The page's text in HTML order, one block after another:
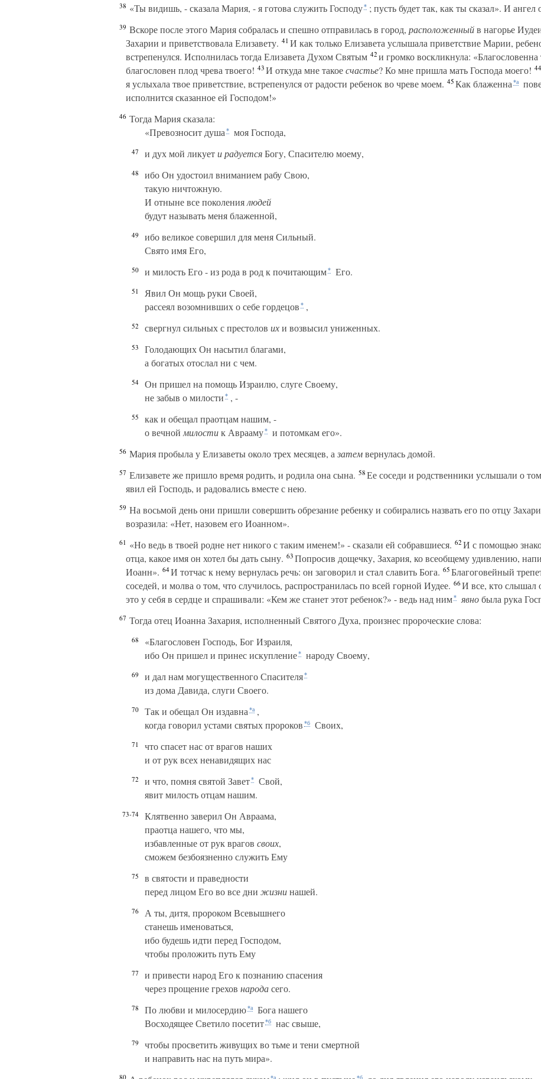
38 «Ты видишь, - сказала Мария, - я готова служить Господу* ; пусть будет так, как ты сказал». И ангел
39 Вскоре после этого Мария собралась и спешно отправилась в город, расположенныйв нагорье
Захарии и приветствовала Елизавету. 41И как только Елизавета услышала приветствие Марии,
встрепенулся. Исполнилась тогда Елизавета Духом Святым 42и громко воскликнула:
благословен плод чрева твоего! 43И откуда мне такоесчастье? Ко мне пришла мать Господа моего! 44
я услыхала твое приветствие, встрепенулся от радости ребенок во чреве моем. 45Как блаженна *а
исполнится сказанное ей Господом!»
46 Тогда Мария сказала:
«Превозносит душа * моя Господа,
47 и дух мой ликуетирадуетсяБогу, Спасителю моему,
48
ибо Он удостоил вниманием рабу Свою,
такую ничтожную.
И отныне все поколениялюдей
будут называть меня блаженной,
49
ибо великое совершил для меня Сильный.
Свято имя Его,
50 и милость Его - из рода в род к почитающим* Его.
51
Явил Он мощь руки Своей,
рассеял возомнивших о себе гордецов * ,
52 свергнул сильных с престолов ихи возвысил униженных.
53
Голодающих Он насытил благами,
а богатых отослал ни с чем.
54
Он пришел на помощь Израилю, слуге Своему,
не забыв о милости * , -
55
как и обещал праотцам нашим, -
о вечной милостик Аврааму* и потомкам его».
56 Мария пробыла у Елизаветы около трех месяцев, а затемвернулась домой.
57 Елизавете же пришло время родить, и родила она сына. 58Ее соседи и родственники услышали о
явил ей Господь, и радовались вместе с нею.
59 На восьмой день они пришли совершить обрезание ребенку и собирались назвать его по отцу
возразила: «Нет, назовем его Иоанном».
61 «Но ведь в твоей родне нет никого с таким именем!» - сказали ей собравшиеся. 62И с помощью
отца, какое имя он хотел бы дать сыну. 63Попросив дощечку, Захария, ко всеобщему удивлению,
Иоанн». 64И тотчас к нему вернулась речь: он заговорил и стал славить Бога. 65Благоговейный
соседей, и молва о том, что случилось, распространилась по всей горной Иудее. 66И все, кто слышал
это у себя в сердце и спрашивали: «Кем же станет этот ребенок?» - ведь над ним* явнобыла рука
67 Тогда отец Иоанна Захария, исполненный Святого Духа, произнес пророческие слова:
68
«Благословен Господь, Бог Израиля,
ибо Он пришел и принес искупление* народу Своему,
69 и дал нам могущественного Спасителя*
из дома Давида, слуги Своего.
70 Так и обещал Он издавна *а ,
когда говорил устами святых пророков *б Своих,
71
что спасет нас от врагов наших
и от рук всех ненавидящих нас
72 и что, помня святой Завет*
Свой,
явит милость отцам нашим.
73-74
Клятвенно заверил Он Авраама,
праотца нашего, что мы,
избавленные от рук врагов своих,
сможем безбоязненно служить Ему
75
в святости и праведности
перед лицом Его во все дни жизнинашей.
76
А ты, дитя, пророком Всевышнего
станешь именоваться,
ибо будешь идти перед Господом,
чтобы проложить путь Ему
77
и привести народ Его к познанию спасения
через прощение грехов народасего.
78 По любви и милосердию*а
Бога нашего
Восходящее Светило посетит*б нас свыше,
79
чтобы просветить живущих во тьме и тени смертной
и направить нас на путь мира».
80 *а *б